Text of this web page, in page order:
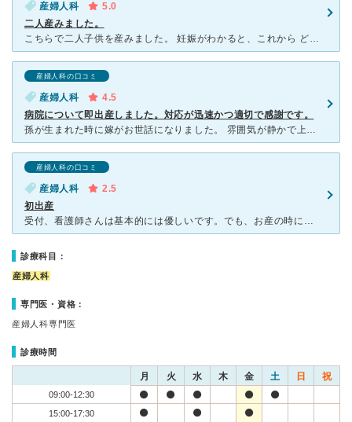
産婦人科
5.0
二人産みました。
こちらで二人子供を産みました。 妊娠がわかると、これから どんな検査をしていくのか、 通院の頻度など説明してもらいました。 性別は希望すれば教えてくれます。 先生は厳しくも優しい先生です
産婦人科の口コミ
産婦人科
4.5
病院について即出産しました。対応が迅速かつ適切で感謝です。
孫が生まれた時に嫁がお世話になりました。 雰囲気が静かで上品なイメージの産婦人科さんです。 食事も美味しく和食も出たりしました。 食事を盛りつけているお皿もブランド品を使用しているで、高級感があ
産婦人科の口コミ
産婦人科
2.5
初出産
受付、看護師さんは基本的には優しいです。でも、お産の時に担当した1人の助産師さんは苦しい中声かけしてくれるわけでもなく説明もなくほぼ無表情で必要最低限な感じで、初めてのお産で痛みや不安などある中あの態
診療科目：
産婦人科
専門医・資格：
産婦人科専門医
診療時間
月 火 水 木 金 土 日 祝
09:00-12:30
15:00-17:30